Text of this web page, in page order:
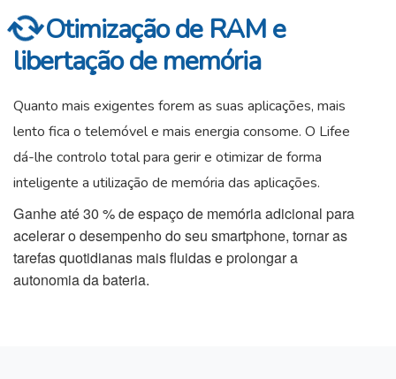
Otimização de RAM e
libertação de memória
Quanto mais exigentes forem as suas aplicações, mais
lento fica o telemóvel e mais energia consome. O Lifee
dá-lhe controlo total para gerir e otimizar de forma
inteligente a utilização de memória das aplicações.
Ganhe até 30 % de espaço de memória adicional para
acelerar o desempenho do seu smartphone, tornar as
tarefas quotidianas mais fluidas e prolongar a
autonomia da bateria.